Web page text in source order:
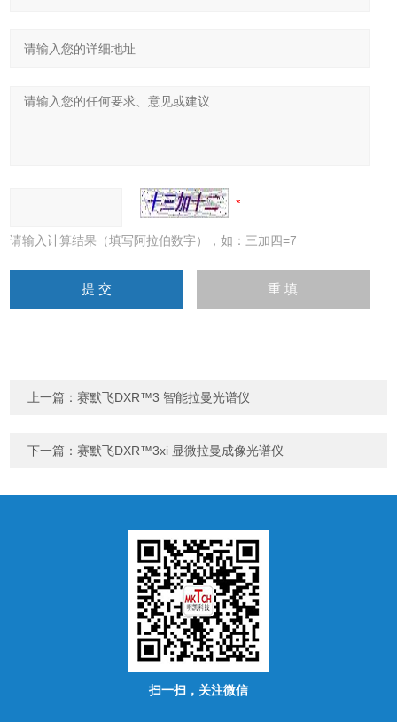
请输入计算结果（填写阿拉伯数字），如：三加四=7
上一篇：赛默飞DXR™3 智能拉曼光谱仪
下一篇：赛默飞DXR™3xi 显微拉曼成像光谱仪
扫一扫，关注微信